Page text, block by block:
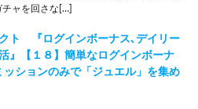
ャを回さな[…]
ト 『ログインボーナス､デイリー
』【１８】簡単なログインボーナ
ッションのみで「ジュエル」を集め